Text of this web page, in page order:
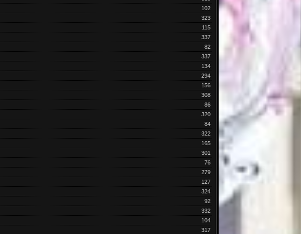
102
323
115
337
82
337
134
294
156
308
86
320
84
322
165
301
76
279
127
324
92
332
104
317